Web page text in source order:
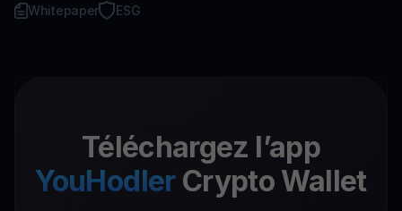
Whitepaper ESG
Téléchargez l’app
YouHodler Crypto Wallet